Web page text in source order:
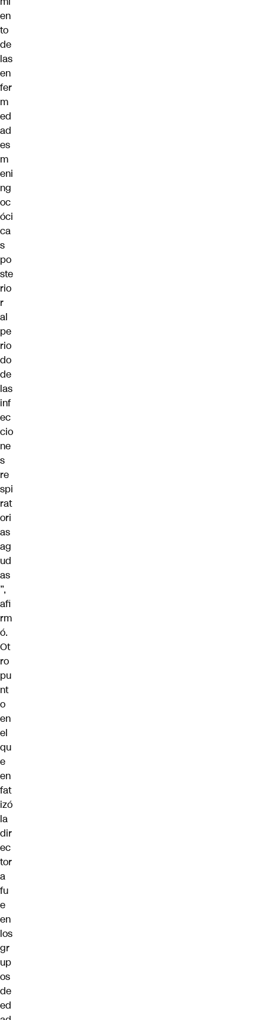
en
to
de
las
en
fer
m
ed
ad
es
m
eni
ng
oc
óci
ca
s
po
ste
rio
r
al
pe
rio
do
de
las
inf
ec
cio
ne
s
re
spi
rat
ori
as
ag
ud
as
”,
afi
rm
ó.
Ot
ro
pu
nt
o
en
el
qu
e
en
fat
izó
la
dir
ec
tor
a
fu
e
en
los
gr
up
os
de
ed